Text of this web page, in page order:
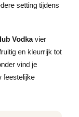
setting tijdens
Vodkavier
en kleurrijk tot
vind je
feestelijke